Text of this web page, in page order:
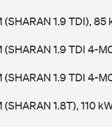
(SHARAN 1.9 TDI), 85
(SHARAN 1.9 TDI 4-
(SHARAN 1.9 TDI 4-
(SHARAN 1.8T), 110